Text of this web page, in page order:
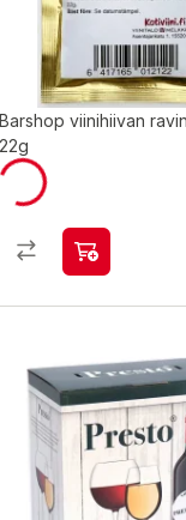
Barshop viinihiivan
22g